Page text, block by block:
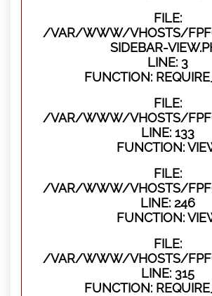
FILE:
/VAR/WWW/VHOSTS/
SIDEBAR-
LINE: 3
FUNCTION:
FILE:
/VAR/WWW/VHOSTS/
LINE: 133
FUNCTION:
FILE:
/VAR/WWW/VHOSTS/
LINE: 246
FUNCTION:
FILE:
/VAR/WWW/VHOSTS/
LINE: 315
FUNCTION: